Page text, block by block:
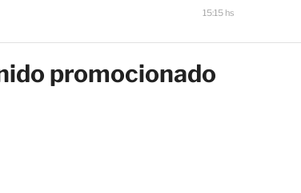
15:15 hs
promocionado